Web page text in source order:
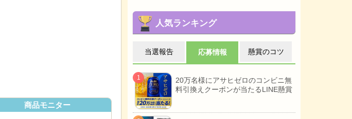
商品モニター
人気ランキング
当選報告 応募情報 懸賞のコツ
20万名様にアサヒゼロのコンビニ無
料引換えクーポンが当たるLINE懸賞